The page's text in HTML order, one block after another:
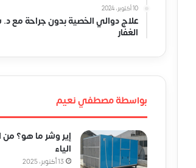
10 أكتوبر، 2024
علاج دوالي الخصية بدون جراحة مع د.
الغفار
بواسطة مصطفي نعيم
إير وشر ما هو؟ من
الياء
13 أكتوبر، 2025